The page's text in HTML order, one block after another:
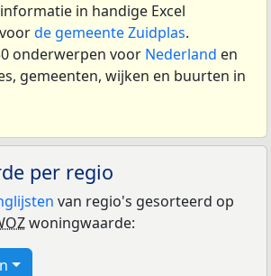
in handige Excel
de gemeente Zuidplas.
onderwerpen voor Nederland en
gemeenten, wijken en buurten in
per regio
van regio's gesorteerd op
woningwaarde: